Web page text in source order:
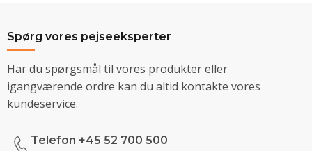
Spørg vores pejseeksperter
Har du spørgsmål til vores produkter eller
igangværende ordre kan du altid kontakte vores
kundeservice.
Telefon +45 52 700 500